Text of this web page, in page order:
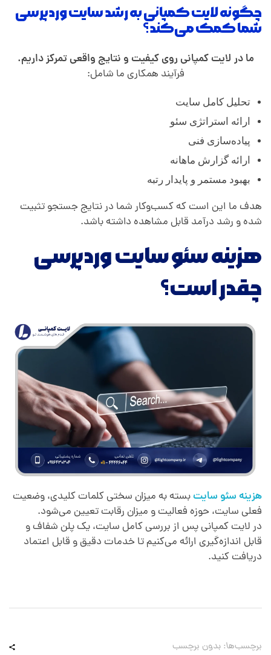
چگونه لایت کمپانی به رشد سایت وردپرسی
شما کمک می‌کند؟
ما در لایت کمپانی روی کیفیت و نتایج واقعی تمرکز داریم.
فرآیند همکاری ما شامل:
تحلیل کامل سایت
ارائه استراتژی سئو
پیاده‌سازی فنی
ارائه گزارش ماهانه
بهبود مستمر و پایدار رتبه
هدف ما این است که کسب‌وکار شما در نتایج جستجو تثبیت
شده و رشد درآمد قابل مشاهده داشته باشد.
هزینه سئو سایت وردپرسی
چقدر است؟
هزینه سئو سایتبسته به میزان سختی کلمات کلیدی، وضعیت
فعلی سایت، حوزه فعالیت و میزان رقابت تعیین می‌شود.
در لایت کمپانی پس از بررسی کامل سایت، یک پلن شفاف و
قابل اندازه‌گیری ارائه می‌کنیم تا خدمات دقیق و قابل اعتماد
دریافت کنید.
برچسب‌ها: بدون برچسب